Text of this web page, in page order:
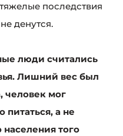
последствия
денутся.
люди считались
Лишний вес был
человек мог
питаться, а не
населения того